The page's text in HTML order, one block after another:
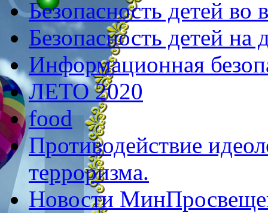
Безопасность детей во
Безопасность детей на
Информационная
ЛЕТО 2020
food
Противодействие
терроризма.
Новости